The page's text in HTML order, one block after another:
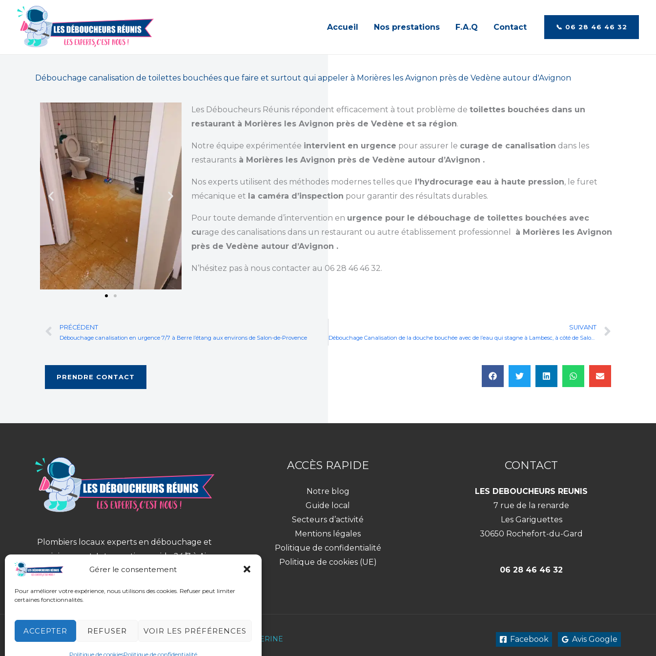
Gérer le consentement
Pour améliorer votre expérience, nous utilisons des cookies. Refuser peut limiter
certaines fonctionnalités.
ACCEPTER REFUSER VOIR LES PRÉFÉRENCES
Politique de cookiesPolitique de confidentialité
Aller
contenu
Accueil Nos prestations F.A.Q Contact 📞​ 06 28 46 46 32‬
Débouchage canalisation de toilettes bouchées que faire et surtout qui appeler à Morières les Avignon près de Vedène autour d'Avignon
Les Déboucheurs Réunis répondent efficacement à tout problème de toilettes bouchées dans un
restaurant à Morières les Avignon près de Vedène et sa région.
Notre équipe expérimentée intervient en urgence pour assurer le curage de canalisation dans les
restaurantsà Morières les Avignon près de Vedène autour d’Avignon .
Nos experts utilisent des méthodes modernes telles que l’hydrocurage eau à haute pression, le furet
mécanique et la caméra d’inspection pour garantir des résultats durables.
Pour toute demande d’intervention en urgence pour le débouchage de toilettes bouchées avec
curage des canalisations dans un restaurant ou autre établissement professionnel
à Morières les Avignon
près de Vedène autour d’Avignon .
N’hésitez pas à nous contacter au 06 28 46 46 32.
Prev
PRÉCÉDENT
Débouchage canalisation en urgence 7/7 à Berre l’étang aux environs de Salon-de-Provence
SUIVANT
Débouchage Canalisation de la douche bouchée avec de l’eau qui stagne à Lambesc, à côté de Salon-de-Provence
PRENDRE CONTACT
Plombiers locaux experts en débouchage et
assainissement. Intervention rapide 24/7 à Aix-
en-Provence, Salon-de-Provence, Nîmes,
ACCÈS RAPIDE
Notre blog
Guide local
Secteurs d’activité
Mentions légales
Politique de confidentialité
Politique de cookies (UE)
CONTACT
LES DEBOUCHEURS REUNIS
7 rue de la renarde
Les Gariguettes
30650 Rochefort-du-Gard
06 28 46 46 32
Copyright © 2026 Les Déboucheurs Réunis | Site par Virgile CATHERINE Facebook Avis Google